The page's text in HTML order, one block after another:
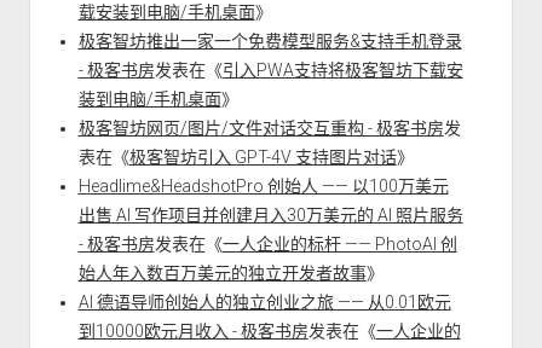
载安装到电脑/手机桌面》
极客智坊推出一家一个免费模型服务&支持手机登录
- 极客书房发表在《引入PWA支持将极客智坊下载安
装到电脑/手机桌面》
极客智坊网页/图片/文件对话交互重构 - 极客书房发
表在《极客智坊引入 GPT-4V 支持图片对话》
Headlime&HeadshotPro 创始人 —— 以100万美元
出售 AI 写作项目并创建月入30万美元的 AI 照片服务
- 极客书房发表在《一人企业的标杆 —— PhotoAI 创
始人年入数百万美元的独立开发者故事》
AI 德语导师创始人的独立创业之旅 —— 从0.01欧元
到10000欧元月收入 - 极客书房发表在《一人企业的